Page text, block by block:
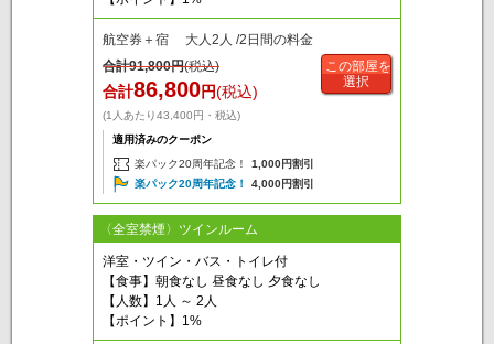
航空券＋宿 大人2人 /2日間の料金
合計91,800円(税込)
合計86,800円(税込)
(1人あたり43,400円・税込)
適用済みのクーポン
楽パック20周年記念！
1,000円割引
楽パック20周年記念！
4,000円割引
この部屋を
選択
〈全室禁煙〉ツインルーム
洋室・ツイン・バス・トイレ付
【食事】朝食なし 昼食なし 夕食なし
【人数】1人 ～ 2人
【ポイント】1%